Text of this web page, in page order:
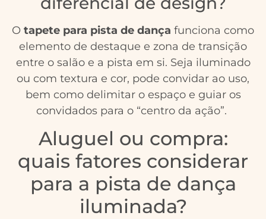
O tapete para pista de dança funciona como
elemento de destaque e zona de transição
entre o salão e a pista em si. Seja iluminado
ou com textura e cor, pode convidar ao uso,
bem como delimitar o espaço e guiar os
convidados para o “centro da ação”.
Aluguel ou compra:
quais fatores considerar
para a pista de dança
iluminada?